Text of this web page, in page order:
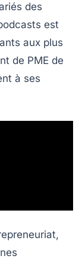
des
est
aux plus
de PME de
à ses